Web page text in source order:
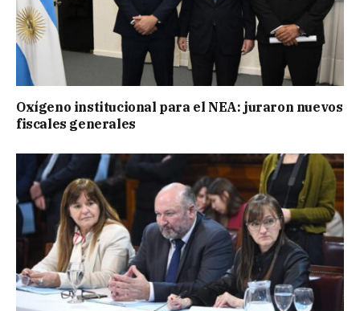
Oxígeno institucional para el NEA: juraron nuevos
fiscales generales